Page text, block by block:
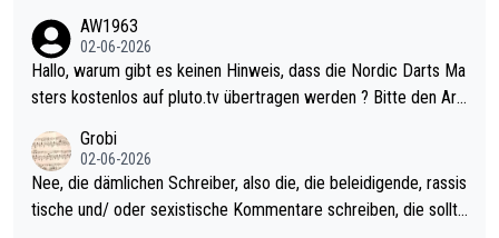
Allerdings ist Mitchell Lawrie als Nummer 1 der Welt eh qualifi
ziert. Somit ändert die automatische Qualifikation des Weltmei
sters erstmal nichts. Ich denke sie wollen damit für nächstes J
ohl wenig WDF Turniere spielen. Dies war bei Archie Self letzt
es Jahr der Fall. Er musste als amtierender Weltmeister durch
den Qualifier und ich glaube kaum, dass Mitchel sich das (in Ve
gas) antun würde, wenn er doch eigentlich die PDC-WM als Zi
AW1963
02-06-2026
Hallo, warum gibt es keinen Hinweis, dass die Nordic Darts Ma
sters kostenlos auf pluto.tv übertragen werden ? Bitte den Arti
Grobi
02-06-2026
Nee, die dämlichen Schreiber, also die, die beleidigende, rassis
tische und/ oder sexistische Kommentare schreiben, die sollte